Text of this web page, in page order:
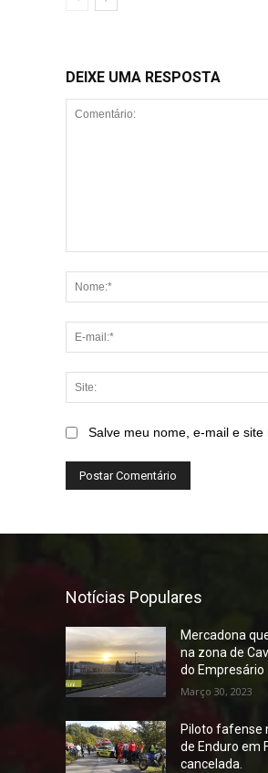
DEIXE UMA RESPOSTA
Salve meu nome, e-mail e
Notícias Populares
Mercadona
na zona de
do Empresário
Março 30, 2023
Piloto fafense
de Enduro em
cancelada.